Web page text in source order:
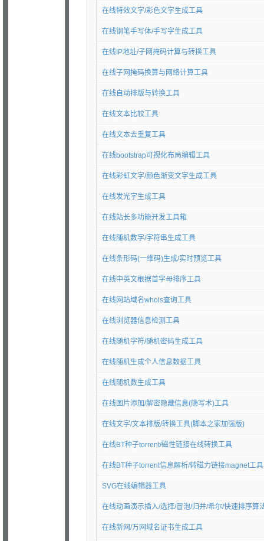
在线特效文字/彩色文字生成工具
在线钢笔手写体/手写字生成工具
在线IP地址/子网掩码计算与转换工具
在线子网掩码换算与网络计算工具
在线自动排版与转换工具
在线文本比较工具
在线文本去重复工具
在线bootstrap可视化布局编辑工具
在线彩虹文字/颜色渐变文字生成工具
在线发光字生成工具
在线站长多功能开发工具箱
在线随机数字/字符串生成工具
在线条形码(一维码)生成/实时预览工具
在线中英文根据首字母排序工具
在线网站域名whois查询工具
在线浏览器信息检测工具
在线随机字符/随机密码生成工具
在线随机生成个人信息数据工具
在线随机数生成工具
在线图片添加/解密隐藏信息(隐写术)工具
在线文字/文本排版/转换工具(脚本之家加强版)
在线BT种子torrent/磁性链接在线转换工具
在线BT种子torrent信息解析/转磁力链接magnet工具
SVG在线编辑器工具
在线动画演示插入/选择/冒泡/归并/希尔/快速排序算
在线新网/万网域名证书生成工具